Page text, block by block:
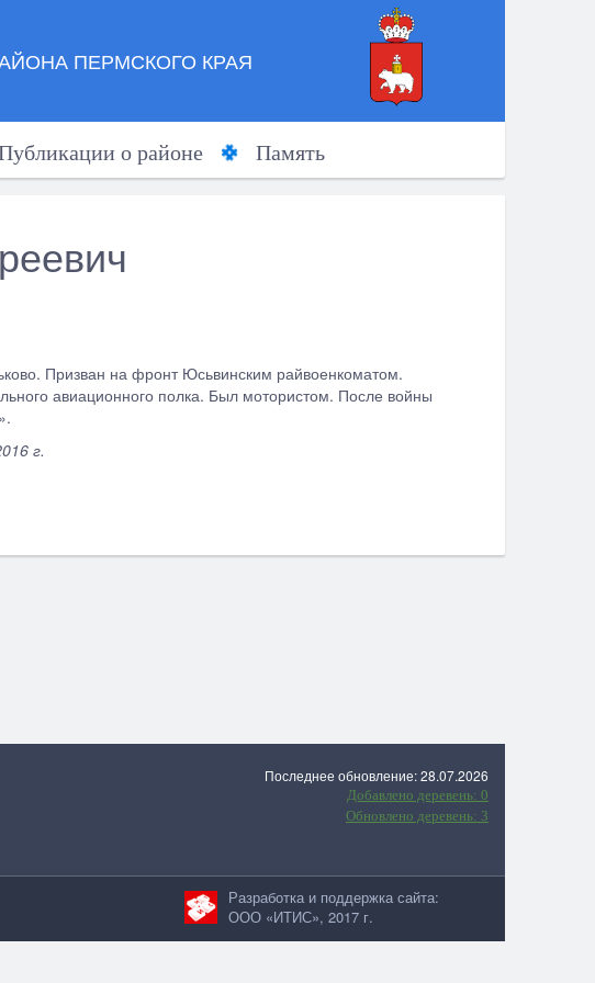
ПЕРМСКОГО КРАЯ
о районе Память
Призван на фронт Юсьвинским райвоенкоматом.
авиационного полка. Был мотористом. После войны
г.
Последнее обновление: 28.07.2026
Добавлено деревень: 0
Обновлено деревень: 3
Разработка и поддержка сайта:
ООО «ИТИС», 2017 г.